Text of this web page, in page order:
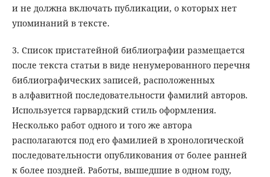
и не должна включать публикации, о которых нет
упоминаний в тексте.
3. Список пристатейной библиографии размещается
после текста статьи в виде ненумерованного перечня
библиографических записей, расположенных
в алфавитной последовательности фамилий авторов.
Используется гарвардский стиль оформления.
Несколько работ одного и того же автора
располагаются под его фамилией в хронологической
последовательности опубликования от более ранней
к более поздней. Работы, вышедшие в одном году,